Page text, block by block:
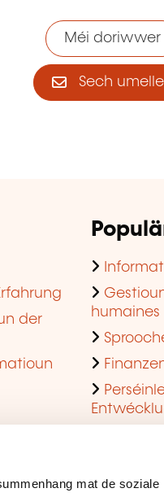
mat de soziale
Méi doriwwer
Sech
der
humaines